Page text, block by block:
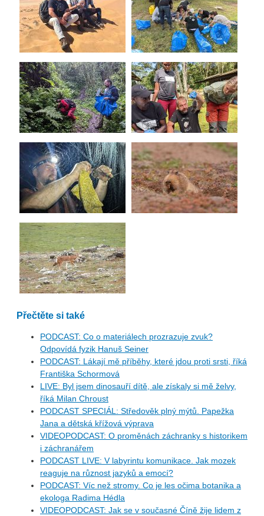
Přečtěte si také
PODCAST: Co o materiálech prozrazuje zvuk?
Odpovídá fyzik Hanuš Seiner
PODCAST: Lákají mě příběhy, které jdou proti srsti, říká
Františka Schormová
LIVE: Byl jsem dinosauří dítě, ale získaly si mě želvy,
říká Milan Chroust
PODCAST SPECIÁL: Středověk plný mýtů. Papežka
Jana a dětská křížová výprava
VIDEOPODCAST: O proměnách záchranky s historikem
i záchranářem
PODCAST LIVE: V labyrintu komunikace. Jak mozek
reaguje na různost jazyků a emocí?
PODCAST: Víc než stromy. Co je les očima botanika a
ekologa Radima Hédla
VIDEOPODCAST: Jak se v současné Číně žije lidem z